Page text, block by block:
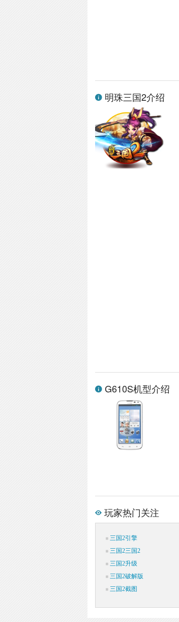
明珠三国2介绍
G610S机型介绍
玩家热门关注
三国2引擎
三国2三国2
三国2升级
三国2破解版
三国2截图